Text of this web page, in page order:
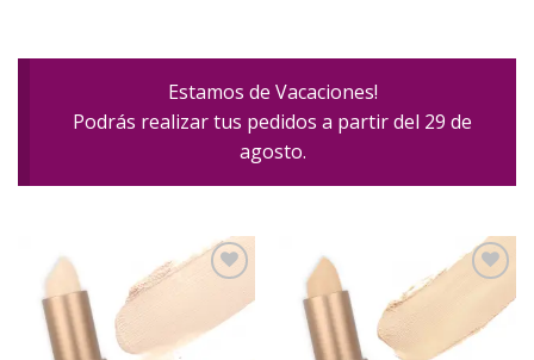
Estamos de Vacaciones!
Podrás realizar tus pedidos a partir del 29 de
agosto.
Añadir
Añadir